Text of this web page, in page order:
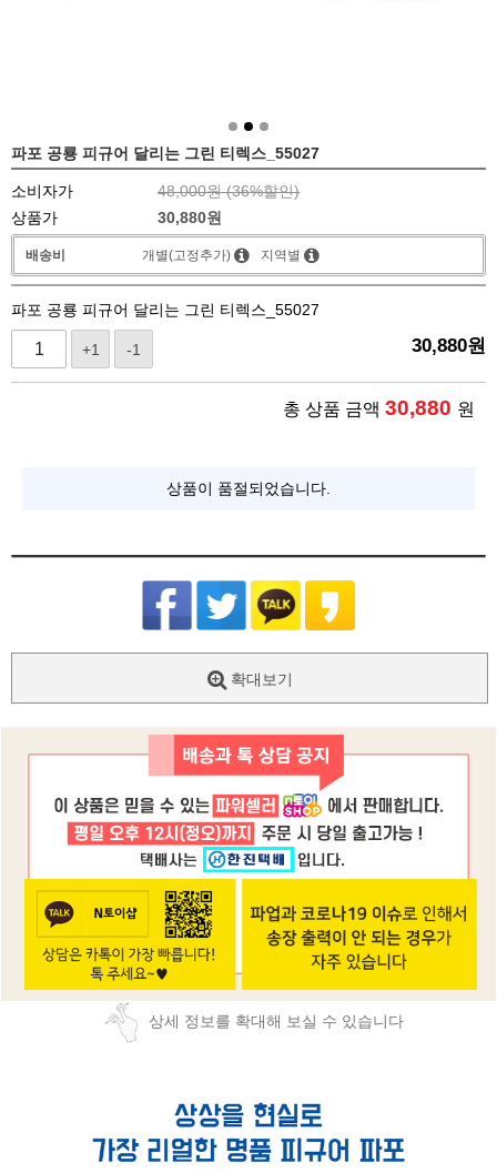
파포 공룡 피규어 달리는 그린 티렉스_55027
소비자가 48,000원 (36%할인)
상품가
30,880원
배송비 개별(고정추가) 지역별
파포 공룡 피규어 달리는 그린 티렉스_55027
+1 -1 30,880원
총 상품 금액 30,880 원
상품이 품절되었습니다.
확대보기
상세 정보를 확대해 보실 수 있습니다